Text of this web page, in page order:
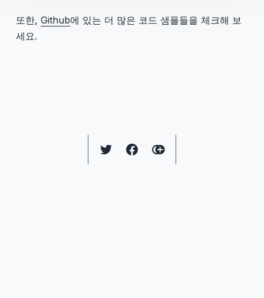
또한, Github에 있는 더 많은 코드 샘플들을 체크해 보
세요.